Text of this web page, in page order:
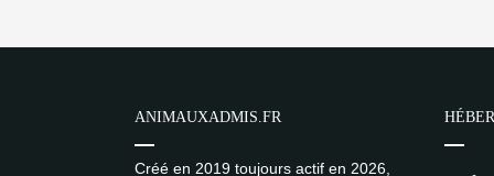
ANIMAUXADMIS.FR
Créé en 2019 toujours actif en 2026,